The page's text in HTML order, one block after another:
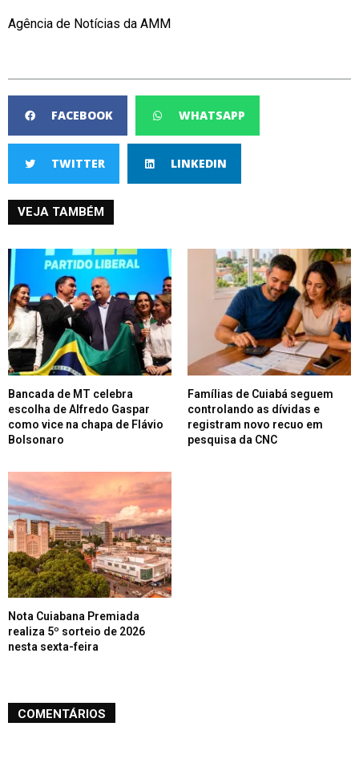
Agência de Notícias da AMM
FACEBOOK WHATSAPP
TWITTER LINKEDIN
VEJA TAMBÉM
Bancada de MT celebra
escolha de Alfredo Gaspar
como vice na chapa de Flávio
Bolsonaro
Famílias de Cuiabá seguem
controlando as dívidas e
registram novo recuo em
pesquisa da CNC
Nota Cuiabana Premiada
realiza 5º sorteio de 2026
nesta sexta-feira
COMENTÁRIOS